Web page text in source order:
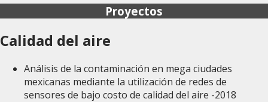
Proyectos
Calidad del aire
Análisis de la contaminación en mega ciudades
mexicanas mediante la utilización de redes de
sensores de bajo costo de calidad del aire -2018